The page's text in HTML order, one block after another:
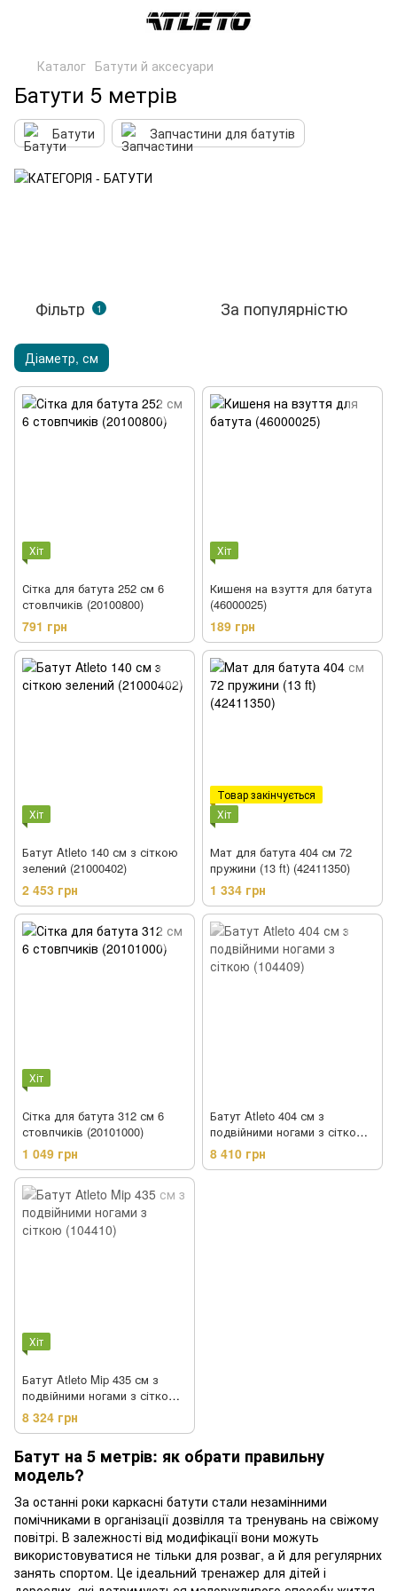
Каталог Батути й аксесуари
Батути 5 метрів
Батути Запчастини для батутів
Фільтр 1 За популярністю
Діаметр, см
Хіт
Сітка для батута 252 см 6
стовпчиків (20100800)
791 грн
Хіт
Кишеня на взуття для батута
(46000025)
189 грн
Хіт
Батут Atleto 140 см з сіткою
зелений (21000402)
2 453 грн
Товар закінчується
Хіт
Мат для батута 404 см 72
пружини (13 ft) (42411350)
1 334 грн
Хіт
Сітка для батута 312 см 6
стовпчиків (20101000)
1 049 грн
Батут Atleto 404 см з
подвійними ногами з сіткою
(104409)
8 410 грн
Хіт
Батут Atleto Mip 435 см з
подвійними ногами з сіткою
(104410)
8 324 грн
Батут на 5 метрів: як обрати правильну
модель?
За останні роки каркасні батути стали незамінними
помічниками в організації дозвілля та тренувань на свіжому
повітрі. В залежності від модифікації вони можуть
використовуватися не тільки для розваг, а й для регулярних
занять спортом. Це ідеальний тренажер для дітей і